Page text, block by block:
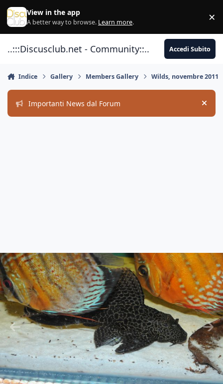
Vai al contenuto
View in the app
A better way to browse. Learn more. ×
..:::Discusclub.net - Community::.. Accedi Subito
Indice Gallery Members Gallery Wilds, novembre 2011
Importanti News dal Forum Hide